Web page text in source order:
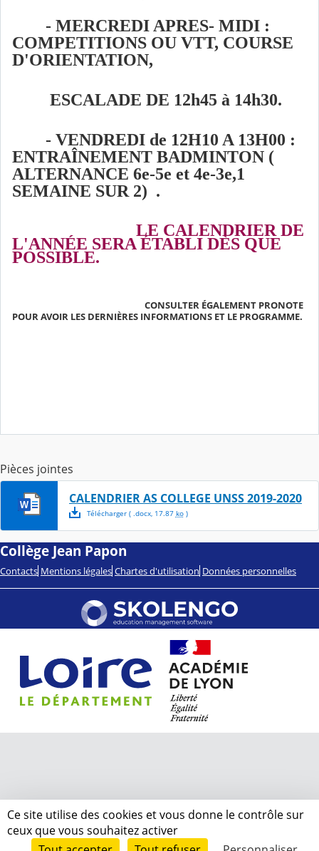
-MERCREDI APRES- MIDI :
COMPETITIONS OU VTT, COURSE
D'ORIENTATION,
ESCALADE DE 12h45 à 14h30.
-VENDREDI de 12H10 A 13H00 :
ENTRAÎNEMENT BADMINTON (
ALTERNANCE 6e-5e et 4e-3e,1
SEMAINE SUR 2) .
LE CALENDRIER DE
L'ANNÉE SERA ÉTABLI DÈS QUE
POSSIBLE.
CONSULTER ÉGALEMENT PRONOTE
POUR AVOIR LES DERNIÈRES INFORMATIONS ET LE PROGRAMME.
Pièces jointes
CALENDRIER AS COLLEGE UNSS 2019-2020
Télécharger( .docx, 17.87 ko)
Collège Jean Papon
Contacts Mentions légales Chartes d'utilisation Données personnelles
Ce site utilise des cookies et vous donne le contrôle sur
ceux que vous souhaitez activer